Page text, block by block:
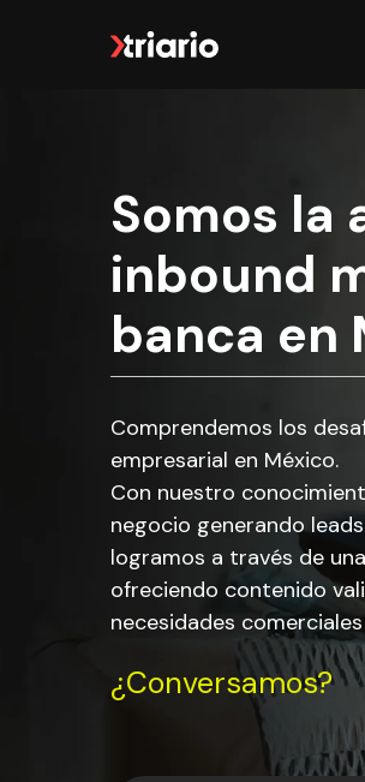
Somos la
inbound
banca en
Comprendemos los
empresarial en México.
Con nuestro
negocio generando
logramos a través de
ofreciendo contenido
necesidades
¿Conversamos?